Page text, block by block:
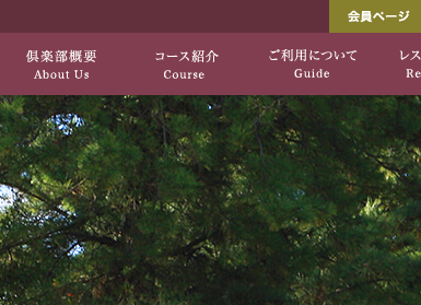
自然を生かした上質のコース「垂水ゴ
垂水ゴルフ倶楽部[公式サ
HOME 倶楽部概要 コース紹介